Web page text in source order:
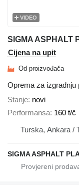
VIDEO
SIGMA ASPHALT
Cijena na upit
Od proizvođača
Oprema za izgradnju
Stanje novi
Performansa 160 t/č
Turska, Ankara /
SIGMA ASPHALT